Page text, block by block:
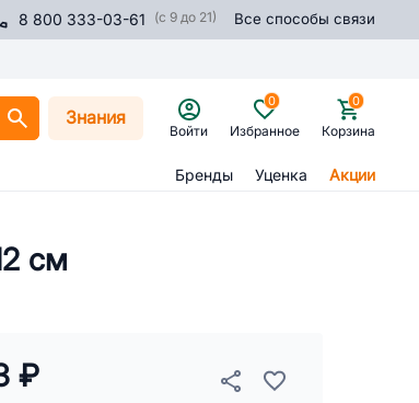
8 800 333-03-61 (с 9 до 21) Все способы связи
Знания
Войти Избранное
0
Корзина
0
Бренды Уценка Акции
см
₽